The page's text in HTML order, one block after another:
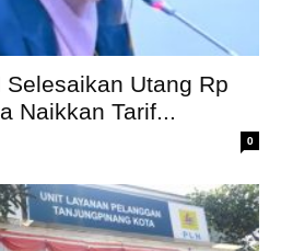
Utang Rp
Naikkan Tarif...
0